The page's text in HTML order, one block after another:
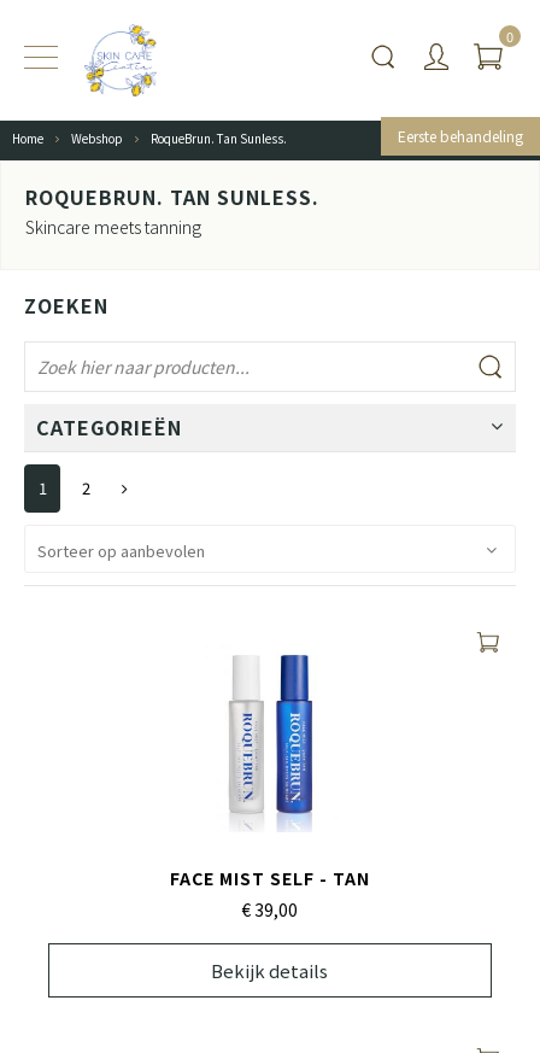
Eerste behandeling
0
Home Webshop RoqueBrun. Tan Sunless.
ROQUEBRUN. TAN SUNLESS.
Skincare meets tanning
ZOEKEN
CATEGORIEËN
1 2
FACE MIST SELF - TAN
€ 39,00
Bekijk details